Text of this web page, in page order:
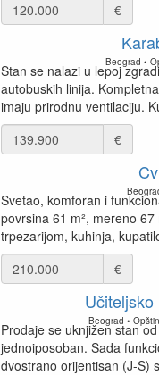
€
Beograd •
Stan se nalazi u lepoj
autobuskih linija.
imaju prirodnu ventilaciju.
€
Svetao, komforan i
povrsina 61 m², mereno
trpezarijom, kuhinja,
€
Beograd •
Prodaje se uknjižen stan
jednoiposoban. Sada
dvostrano orijentisan (J-S)